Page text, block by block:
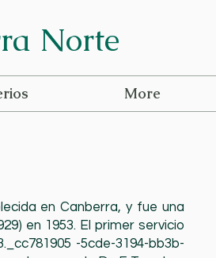
Norte
More
en Canberra, y fue una
en 1953. El primer servicio
-5cde-3194-bb3b-